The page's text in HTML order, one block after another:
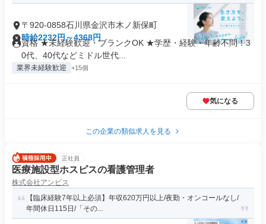
〒920-0858石川県金沢市木ノ新保町
時給2232円～4368円
資格 ★未経験歓迎・ブランクOK ★学歴・経験・年齢不問！3
0代、40代などミドル世代...
業界未経験歓迎 +15個
気になる
この企業の類似求人を見る
正社員
医療施設型ホスピスの看護管理者
株式会社アンビス
【臨床経験7年以上必須】年収620万円以上/夜勤・オンコールなし/
年間休日115日/「その...